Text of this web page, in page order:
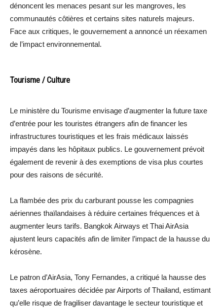
dénoncent les menaces pesant sur les mangroves, les
communautés côtières et certains sites naturels majeurs.
Face aux critiques, le gouvernement a annoncé un réexamen
de l’impact environnemental.
Tourisme / Culture
Le ministère du Tourisme envisage d’augmenter la future taxe
d’entrée pour les touristes étrangers afin de financer les
infrastructures touristiques et les frais médicaux laissés
impayés dans les hôpitaux publics. Le gouvernement prévoit
également de revenir à des exemptions de visa plus courtes
pour des raisons de sécurité.
La flambée des prix du carburant pousse les compagnies
aériennes thaïlandaises à réduire certaines fréquences et à
augmenter leurs tarifs. Bangkok Airways et Thai AirAsia
ajustent leurs capacités afin de limiter l’impact de la hausse du
kérosène.
Le patron d’AirAsia, Tony Fernandes, a critiqué la hausse des
taxes aéroportuaires décidée par Airports of Thailand, estimant
qu’elle risque de fragiliser davantage le secteur touristique et